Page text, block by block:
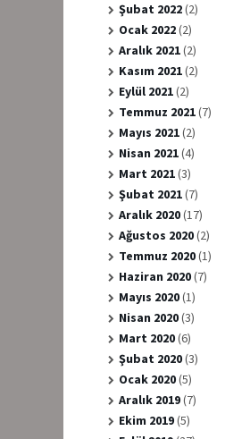
Şubat 2022(2)
Ocak 2022(2)
Aralık 2021(2)
Kasım 2021(2)
Eylül 2021(2)
Temmuz 2021(7)
Mayıs 2021(2)
Nisan 2021(4)
Mart 2021(3)
Şubat 2021(7)
Aralık 2020(17)
Ağustos 2020(2)
Temmuz 2020(1)
Haziran 2020(7)
Mayıs 2020(1)
Nisan 2020(3)
Mart 2020(6)
Şubat 2020(3)
Ocak 2020(5)
Aralık 2019(7)
Ekim 2019(5)